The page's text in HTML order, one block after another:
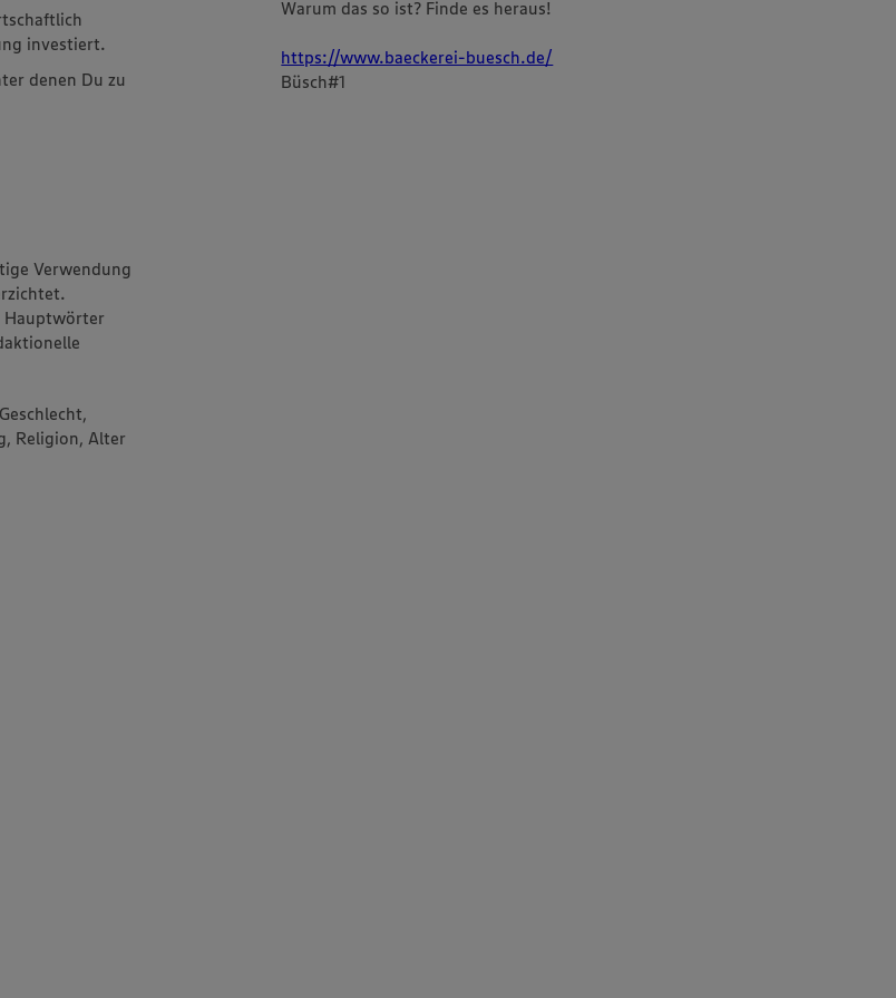
investiert.
denen Du zu
Verwendung
Hauptwörter
Religion, Alter
Warum das so ist? Finde es heraus!
https://www.baeckerei-buesch.de/
Büsch#1